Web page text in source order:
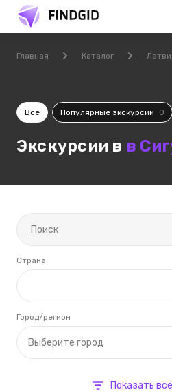
Главная Каталог
Все Популярные экскурсии 0
Экскурсии в в
Страна
Выберите город
Город/регион
Показать